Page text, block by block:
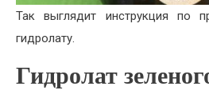
Так выглядит инструкция по
гидролату.
Гидролат